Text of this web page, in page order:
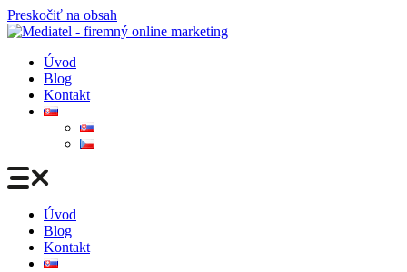
Preskočiť na obsah
Úvod
Blog
Kontakt
Úvod
Blog
Kontakt